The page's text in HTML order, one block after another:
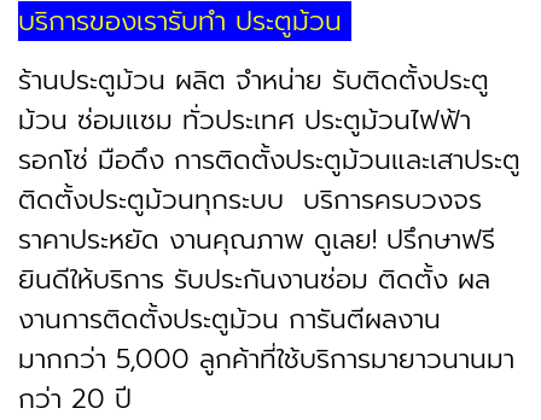
บริการของเรารับทำ ประตูม้วน
ร้านประตูม้วน ผลิต จำหน่าย รับติดตั้งประตู
ม้วน ซ่อมแซม ทั่วประเทศ ประตูม้วนไฟฟ้า
รอกโซ่ มือดึง การติดตั้งประตูม้วนและเสาประตู
ติดตั้งประตูม้วนทุกระบบ บริการครบวงจร
ราคาประหยัด งานคุณภาพ ดูเลย! ปรึกษาฟรี
ยินดีให้บริการ รับประกันงานซ่อม ติดตั้ง ผล
งานการติดตั้งประตูม้วน การันตีผลงาน
มากกว่า 5,000 ลูกค้าที่ใช้บริการมายาวนานมา
กว่า 20 ปี